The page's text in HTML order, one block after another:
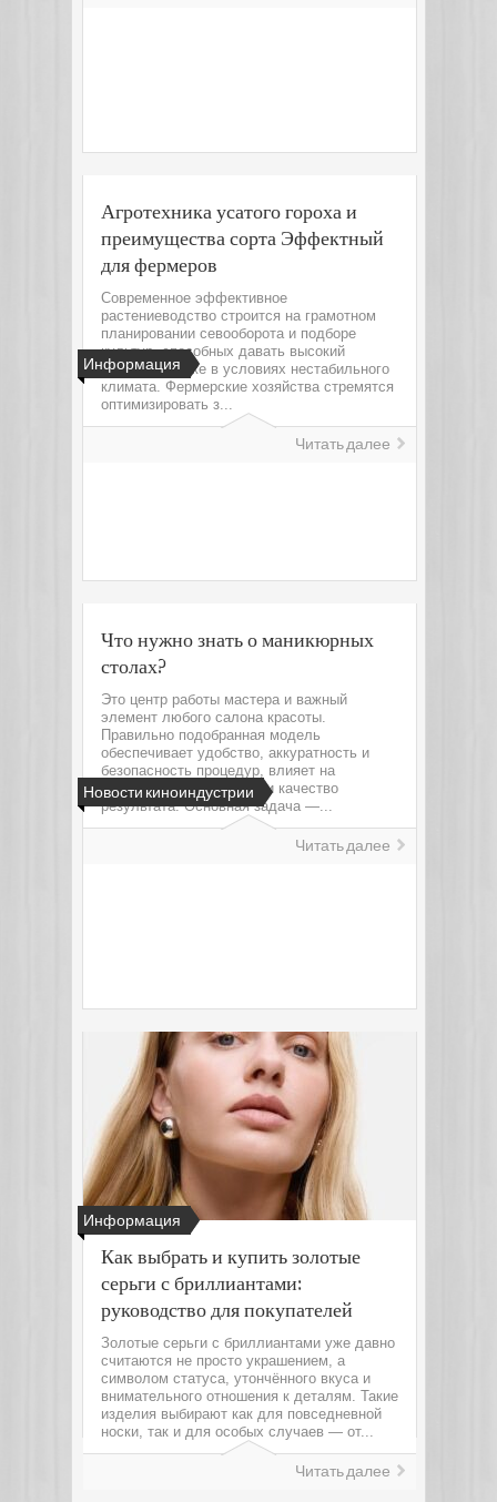
Информация
Агротехника усатого гороха и
преимущества сорта Эффектный
для фермеров
Современное эффективное
растениеводство строится на грамотном
планировании севооборота и подборе
культур, способных давать высокий
результат даже в условиях нестабильного
климата. Фермерские хозяйства стремятся
оптимизировать з...
Читать далее
Новости киноиндустрии
Что нужно знать о маникюрных
столах?
Это центр работы мастера и важный
элемент любого салона красоты.
Правильно подобранная модель
обеспечивает удобство, аккуратность и
безопасность процедур, влияет на
скорость обслуживания и качество
результата. Основная задача —...
Читать далее
Информация
Как выбрать и купить золотые
серьги с бриллиантами:
руководство для покупателей
Золотые серьги с бриллиантами уже давно
считаются не просто украшением, а
символом статуса, утончённого вкуса и
внимательного отношения к деталям. Такие
изделия выбирают как для повседневной
носки, так и для особых случаев — от...
Читать далее